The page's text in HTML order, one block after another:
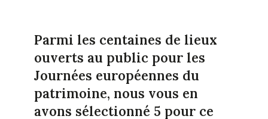
Parmi les centaines de lieux
ouverts au public pour les
Journées européennes du
patrimoine, nous vous en
avons sélectionné 5 pour ce